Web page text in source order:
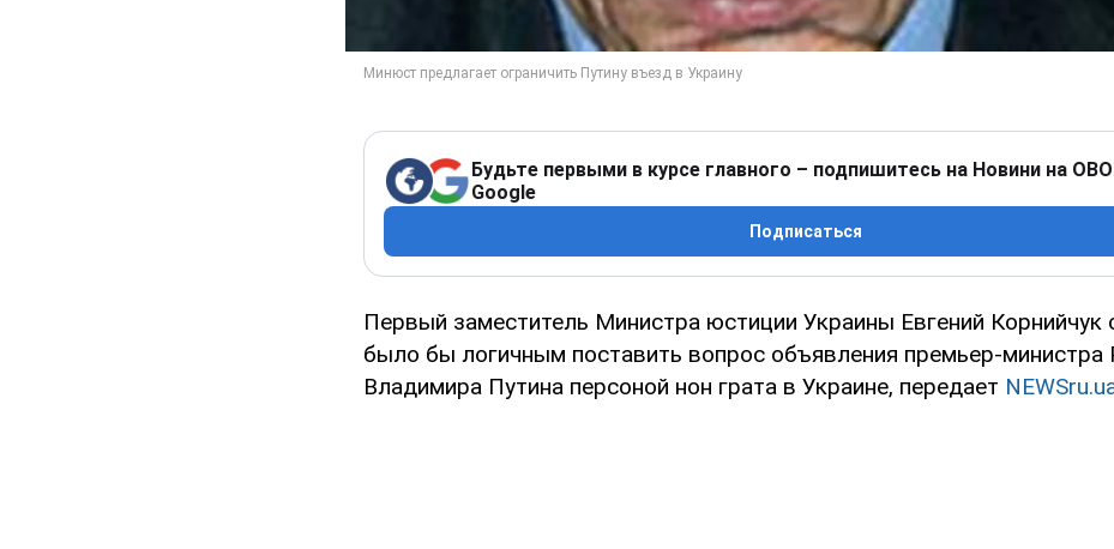
Будьте первыми в курсе главного – подпишитесь на Новини на
Google
Подписаться
Первый заместитель Министра юстиции Украины Евгений Корнийчук
было бы логичным поставить вопрос объявления премьер-министра
Владимира Путина персоной нон грата в Украине, передает